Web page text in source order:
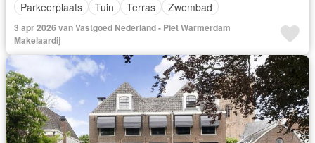
Parkeerplaats
Tuin Terras Zwembad
3 apr 2026 van Vastgoed Nederland - Piet Warmerdam
Makelaardij